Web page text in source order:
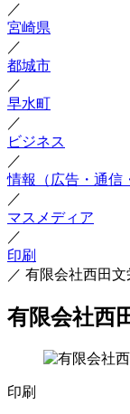
／
宮崎県
／
都城市
／
早水町
／
ビジネス
／
情報（広告・通信
／
マスメディア
／
印刷
／ 有限会社西田文
有限会社西
印刷